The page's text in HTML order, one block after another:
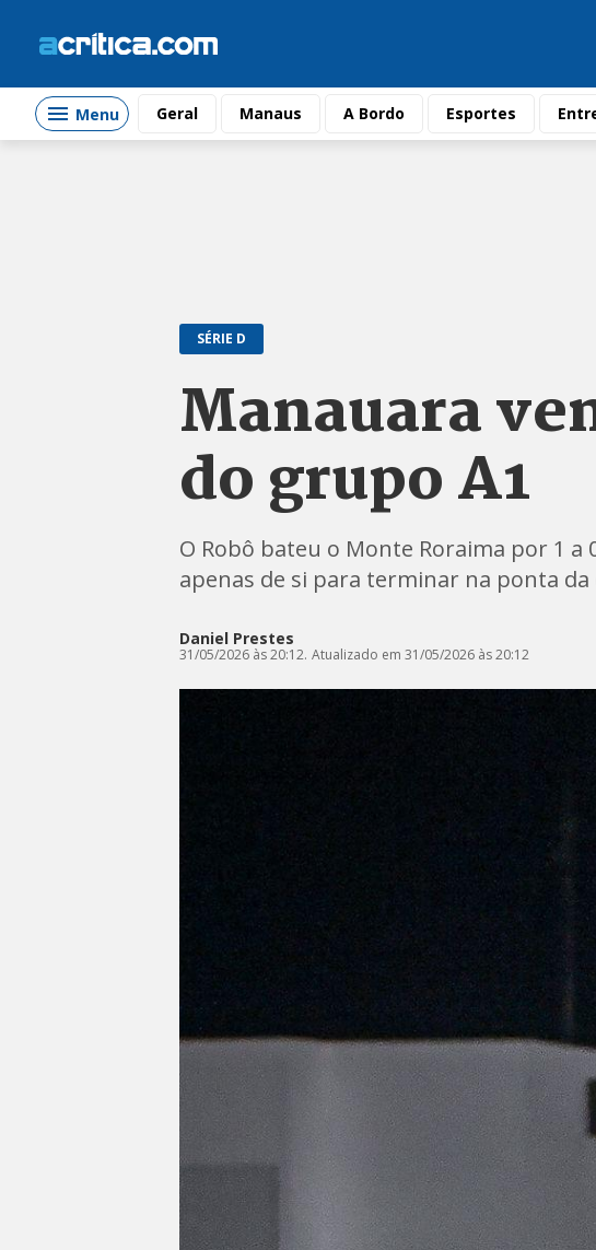
Menu Geral Manaus A Bordo Esportes
SÉRIE D
Manauara
do grupo A1
O Robô bateu o Monte Roraima por 1
apenas de si para terminar na ponta da
Daniel Prestes
31/05/2026 às 20:12. Atualizado em 31/05/2026 às 20:12